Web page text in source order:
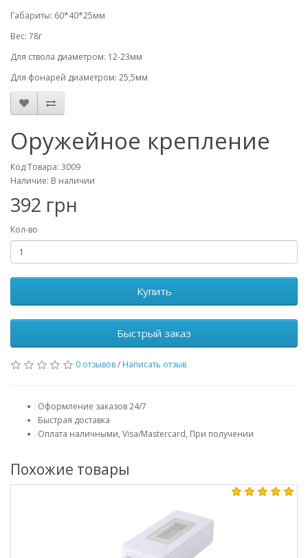
Габариты: 60*40*25мм
Вес: 78г
Для ствола диаметром: 12-23мм
Для фонарей диаметром: 25,5мм
Оружейное крепление
Код Товара: 3009
Наличие: В наличии
392 грн
Кол-во
Купить
Быстрый заказ
0 отзывов/ Написать отзыв
Оформление заказов 24/7
Быстрая доставка
Оплата наличными, Visa/Mastercard, При получении
Похожие товары